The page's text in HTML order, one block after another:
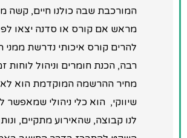
המורכבת שבה כולנו חיים, קשה
מראש אם קורס או סדנה יצאו
להרים קורס איכותי נדרשת ממני
רבה, הכנת חומרים וניהול לוחות
מחיר ההרשמה המוקדמת הוא לא
שיווקי, הוא כלי ניהולי שמאפשר
לנו קבוצה, שהאירוע מתקיים,